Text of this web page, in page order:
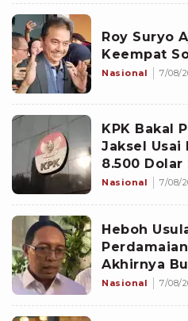
Roy Suryo
Keempat
Nasional 7/08/
KPK Bakal
Jaksel Usai
8.500 Dolar
Nasional 7/08/
Heboh
Akhirnya
Nasional 7/08/